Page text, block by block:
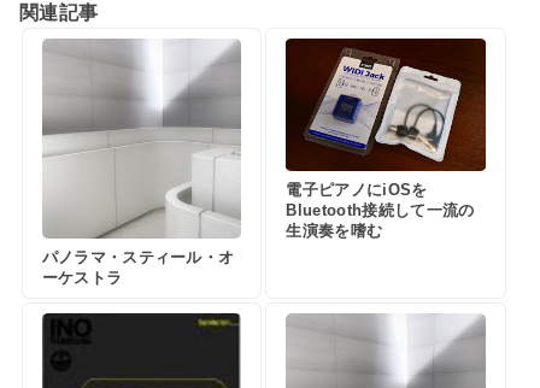
関連記事
パノラマ・スティール・オ
ーケストラ
電子ピアノにiOSを
Bluetooth接続して一流の
生演奏を嗜む